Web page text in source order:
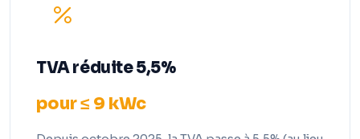
TVA réduite 5,5%
pour ≤ 9 kWc